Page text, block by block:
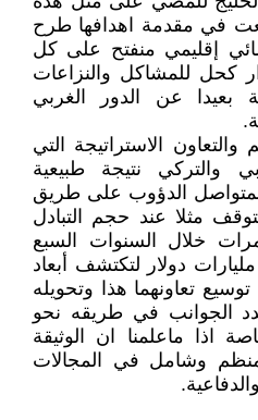
في مقدمة اهدافها طرح
إقليمي منفتح على كل
كحل للمشاكل والنزاعات
بعيدا عن الدور الغربي
والتعاون الاستراتيجة التي
والتركي نتيجة طبيعية
الدؤوب على طريق
مثلا عند حجم التبادل
الذي تضاعف 4 مرات خلال السنوات السبع
الاخيرة ليصل إلى حوالي 9 مليارات دولار لتكتشف أبعاد
تعاونهما هذا وتحويله
الجوانب في طريقه نحو
اذا ماعلمنا ان الوثيقة
وشامل في المجالات